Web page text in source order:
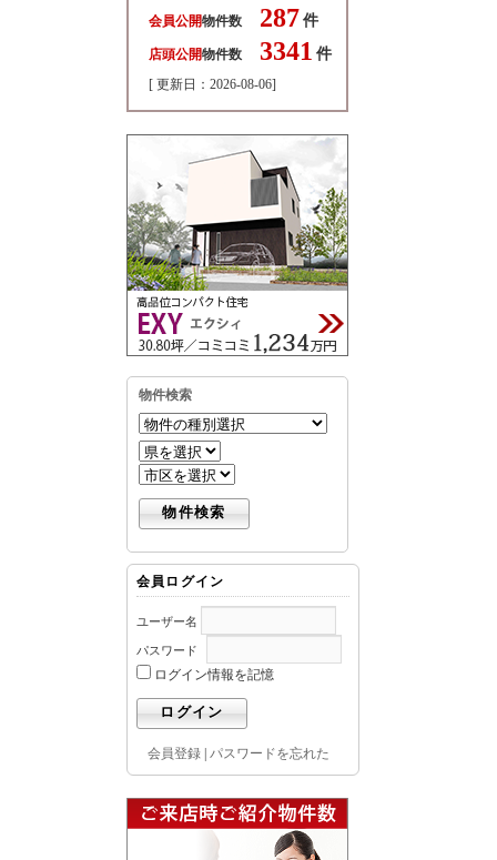
会員公開物件数 287 件
店頭公開物件数 3341 件
[ 更新日：2026-08-06]
物件検索
会員ログイン
ユーザー名
パスワード
ログイン情報を記憶
会員登録 パスワードを忘れた